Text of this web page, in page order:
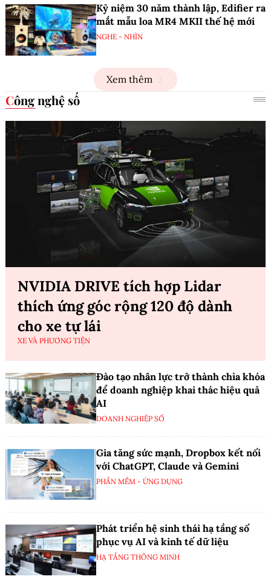
Kỷ niệm 30 năm thành lập, Edifier ra
mắt mẫu loa MR4 MKII thế hệ mới
NGHE - NHÌN
Xem thêm
Công nghệ số
NVIDIA DRIVE tích hợp Lidar
thích ứng góc rộng 120 độ dành
cho xe tự lái
XE VÀ PHƯƠNG TIỆN
Đào tạo nhân lực trở thành chìa khóa
để doanh nghiệp khai thác hiệu quả
AI
DOANH NGHIỆP SỐ
Gia tăng sức mạnh, Dropbox kết nối
với ChatGPT, Claude và Gemini
PHẦN MỀM - ỨNG DỤNG
Phát triển hệ sinh thái hạ tầng số
phục vụ AI và kinh tế dữ liệu
HẠ TẦNG THÔNG MINH